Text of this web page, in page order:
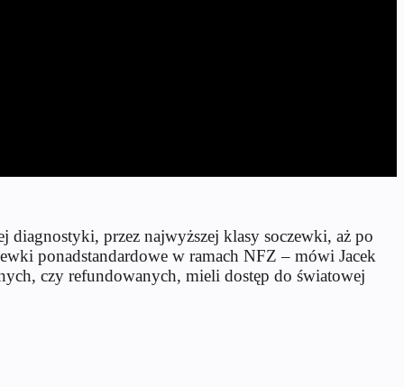
przez najwyższej klasy soczewki, aż po
ponadstandardowe w ramach NFZ – mówi Jacek
czy refundowanych, mieli dostęp do światowej